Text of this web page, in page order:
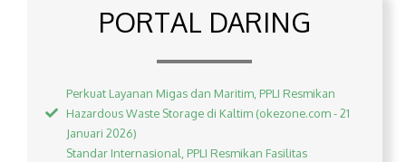
PORTAL DARING
Perkuat Layanan Migas dan Maritim, PPLI Resmikan
Hazardous Waste Storage di Kaltim (okezone.com - 21
Januari 2026)
Standar Internasional, PPLI Resmikan Fasilitas